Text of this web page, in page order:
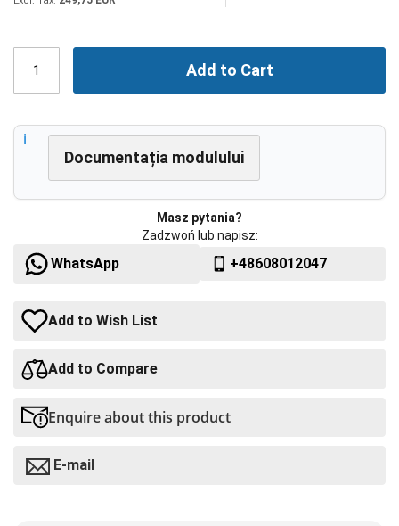
Add to Cart
Documentația modulului
Masz pytania?
Zadzwoń lub napisz:
WhatsApp +48608012047
Add to Wish List
Add to Compare
Enquire about this product
E-mail